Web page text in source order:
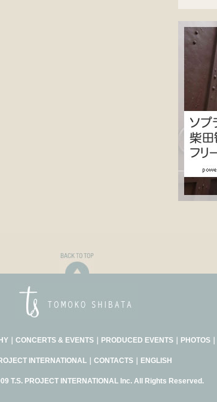
｜ CONCERTS & EVENTS｜ PRODUCED EVENTS｜ PHOTOS｜
INTERNATIONAL CONTACTS ENGLISH
T.S. PROJECT INTERNATIONAL Inc. All Rights Reserved.